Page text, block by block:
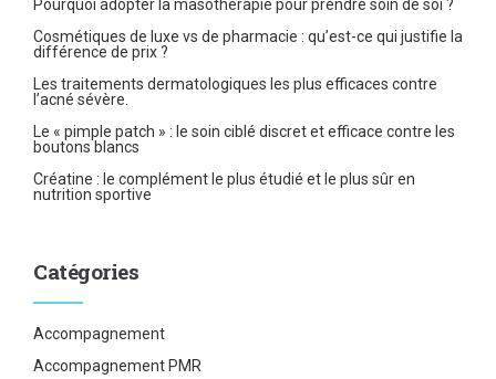
Pourquoi adopter la masothérapie pour prendre soin de soi ?
Cosmétiques de luxe vs de pharmacie : qu’est-ce qui justifie la
différence de prix ?
Les traitements dermatologiques les plus efficaces contre
l’acné sévère.
Le « pimple patch » : le soin ciblé discret et efficace contre les
boutons blancs
Créatine : le complément le plus étudié et le plus sûr en
nutrition sportive
Catégories
Accompagnement
Accompagnement PMR